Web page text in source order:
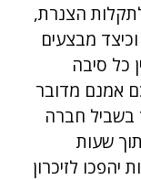
הצנרת,
מבצעים
כל סיבה
אמנם מדובר
בשביל חברה
שעות
יהפכו לזיכרון